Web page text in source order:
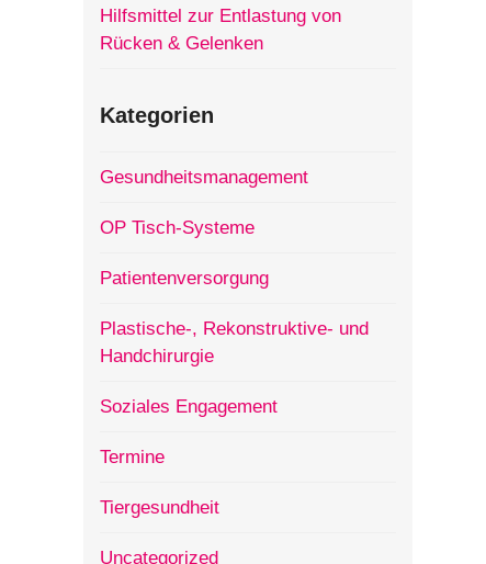
Hilfsmittel zur Entlastung von
Rücken & Gelenken
Kategorien
Gesundheitsmanagement
OP Tisch-Systeme
Patientenversorgung
Plastische-, Rekonstruktive- und
Handchirurgie
Soziales Engagement
Termine
Tiergesundheit
Uncategorized